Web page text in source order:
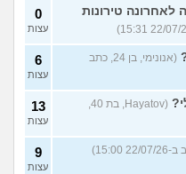
לאחרונה טירונות
0
עצות
(אנונימי, בן 24, כתב
6
עצות
(Hayatov, בת 40,
13
עצות
9
עצות